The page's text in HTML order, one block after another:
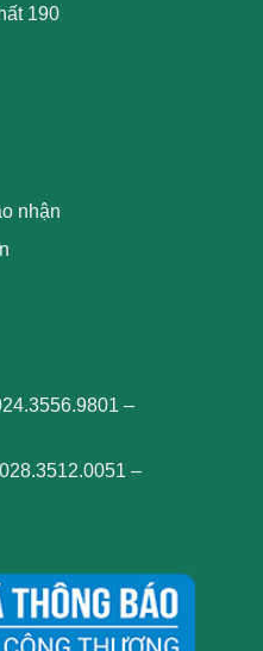
190
nhận
–
028.3512.0051 –